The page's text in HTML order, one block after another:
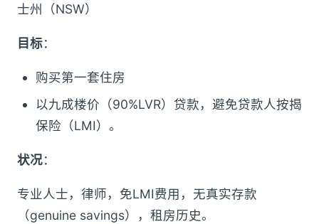
士州（NSW）
目标：
购买第一套住房
以九成楼价（90%LVR）贷款，避免贷款人按揭
保险（LMI）。
状况：
专业人士，律师，免LMI费用，无真实存款
（genuine savings），租房历史。